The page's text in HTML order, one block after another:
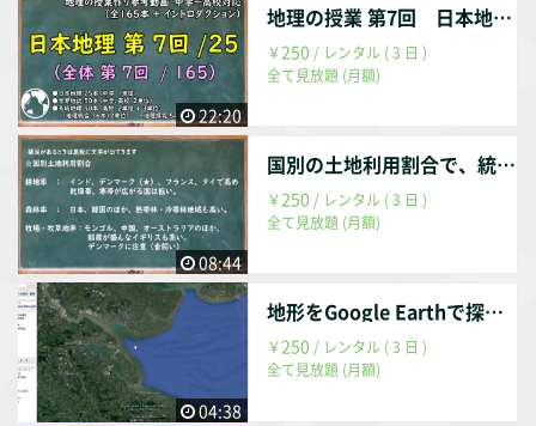
22:20
地理の授業 第7回 日本地理 第7回 / 25回 （全体 第007回 / 165回）
￥250 / レンタル ( 3 日 )
全て見放題 (月額)
08:44
国別の土地利用割合で、統計データを読む力をつける
￥250 / レンタル ( 3 日 )
全て見放題 (月額)
04:38
地形をGoogle Earthで探そう！ エスチュアリー（三角江）について
￥250 / レンタル ( 3 日 )
全て見放題 (月額)